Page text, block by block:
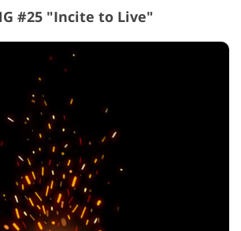
#25 "Incite to Live"